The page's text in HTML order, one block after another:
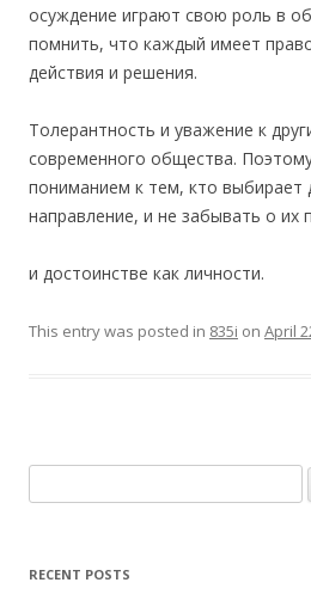
осуждение играют свою роль в
помнить, что каждый имеет
действия и решения.
Толерантность и уважение к
современного общества.
пониманием к тем, кто выбирает
направление, и не забывать о их
и достоинстве как личности.
This entry was posted in 835i on April
for:
RECENT POSTS